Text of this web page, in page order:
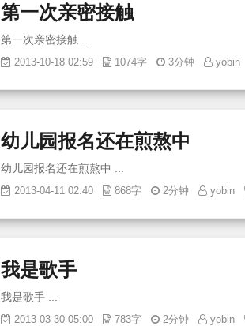
第一次亲密接触
2013-10-18 02:59 1074字 3分钟 yobin
幼儿园报名还在煎熬中
2013-04-11 02:40 868字 2分钟 yobin
我是歌手
2013-03-30 05:00 783字 2分钟 yobin